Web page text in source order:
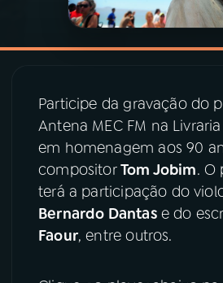
VIDEOCASTS
08PRÊMIO RÁDIO MEC
ACOMPANHE A RÁDIO MEC
YouTube
Participe da gravação do
Antena MEC FM na
em homenagem aos 90
compositorTom Jobim. O
terá a participação do
Bernardo Dantas e do
Faour, entre outros.